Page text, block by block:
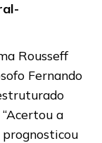
Rousseff
Fernando
a
prognosticou